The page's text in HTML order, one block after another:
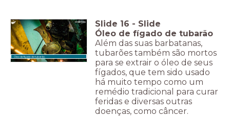
Óleo de fígado de tubarão.
Slide 16 - Slide
Óleo de fígado de tubarão
Além das suas barbatanas,
tubarões também são mortos
para se extrair o óleo de seus
fígados, que tem sido usado
há muito tempo como um
remédio tradicional para curar
feridas e diversas outras
doenças, como câncer.